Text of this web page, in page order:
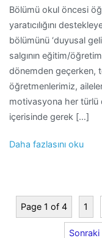
Bölümü okul öncesi
yaratıcılığını
bölümünü ‘duyusal
salgının eğitim/
dönemden geçerken,
öğretmenlerimiz,
motivasyona her türlü
içerisinde gerek […]
Daha fazlasını oku
Page 1 of 4 1
Sonraki